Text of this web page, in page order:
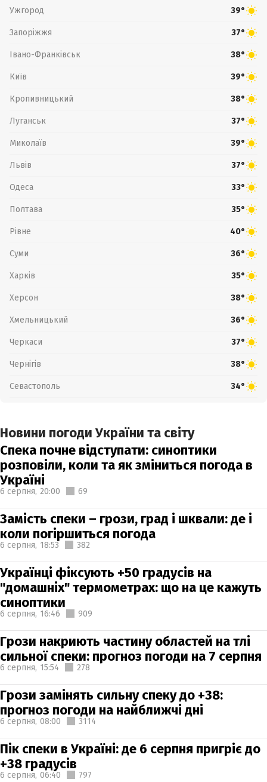
Ужгород 39°
Запоріжжя 37°
Івано-Франківськ 38°
Київ 39°
Кропивницький 38°
Луганськ 37°
Миколаїв 39°
Львів 37°
Одеса 33°
Полтава 35°
Рівне 40°
Суми 36°
Харків 35°
Херсон 38°
Хмельницький 36°
Черкаси 37°
Чернігів 38°
Севастополь 34°
Новини погоди України та світу
Спека почне відступати: синоптики
розповіли, коли та як зміниться погода в
Україні
6 серпня, 20:00 69
Замість спеки – грози, град і шквали: де і
коли погіршиться погода
6 серпня, 18:53 382
Українці фіксують +50 градусів на
"домашніх" термометрах: що на це кажуть
синоптики
6 серпня, 16:46 909
Грози накриють частину областей на тлі
сильної спеки: прогноз погоди на 7 серпня
6 серпня, 15:54 278
Грози замінять сильну спеку до +38:
прогноз погоди на найближчі дні
6 серпня, 08:00 3114
Пік спеки в Україні: де 6 серпня пригріє до
+38 градусів
6 серпня, 06:40 797